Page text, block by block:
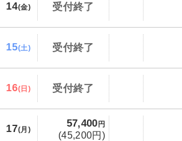
14(金) 受付終了
15(土) 受付終了
16(日) 受付終了
17(月)
57,400 円
(45,200円)